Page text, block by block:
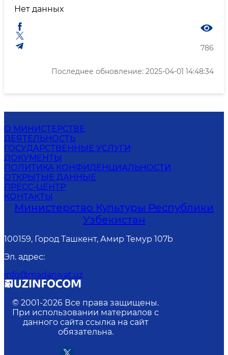
Нет данных
786
Последнее обновление: 2025-04-01 14:48:34
О МИНИСТЕРСТВЕ
ДЕЯТЕЛЬНОСТЬ
ГОСУДАРСТВЕННЫЕ УСЛУГИ
ДОКУМЕНТЫ
ПОЛИТИКА КОНФИДЕНЦИАЛЬНОСТИ
ОТКРЫТЫЕ ДАННЫЕ
ПРЕСС-ЦЕНТР
КОНТАКТЫ
Министерство Культуры Республики
Узбекистан
100159, Город Ташкент, Амир Темур 107b
Эл. адрес:
info@madaniyat.uz
© 2001-2026 Все права защищены.
При использовании материалов с
данного сайта ссылка на сайт
обязательна.